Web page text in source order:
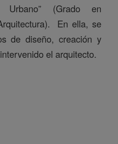
Urbano” (Grado en
En ella, se
de diseño, creación y
el arquitecto.